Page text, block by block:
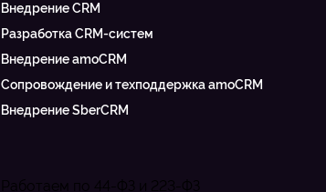
Внедрение CRM
Разработка CRM-систем
Внедрение amoCRM
Сопровождение и техподдержка amoCRM
Внедрение SberCRM
Работаем по 44-ФЗ и 223-ФЗ